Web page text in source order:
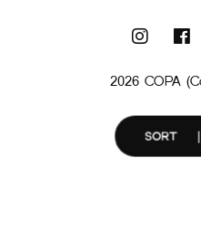
SORT
2026 COPA